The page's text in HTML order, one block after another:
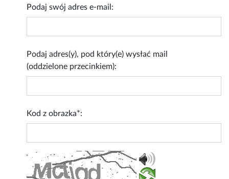
Podaj swój adres e-mail:
Podaj adres(y), pod który(e) wysłać mail
(oddzielone przecinkiem):
Kod z obrazka*: